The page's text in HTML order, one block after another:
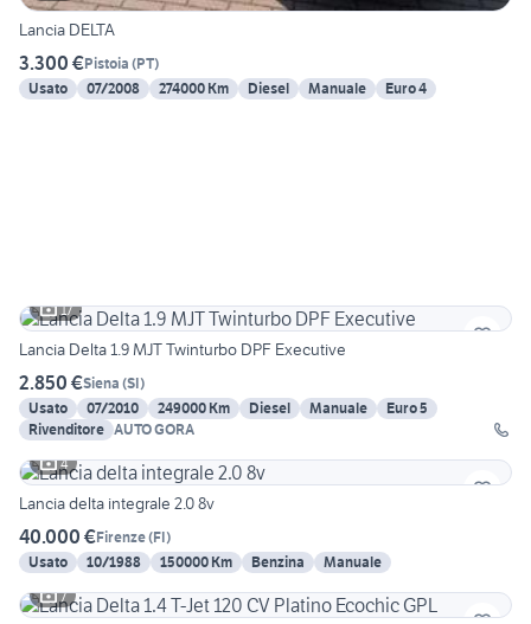
Lancia DELTA
3.300 €Pistoia (PT)
Usato
07/2008 274000 Km Diesel Manuale Euro 4
17
Lancia Delta 1.9 MJT Twinturbo DPF Executive
2.850 €Siena (SI)
Usato
07/2010 249000 Km Diesel Manuale
Euro 5
Rivenditore AUTO GORA
4
Lancia delta integrale 2.0 8v
40.000 €Firenze(FI)
Usato
10/1988 150000 Km Benzina
Manuale
7